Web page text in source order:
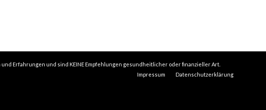
Erfahrungen und sind KEINE Empfehlungen gesundheitlicher oder finanzieller Art.
Impressum
Datenschutzerklärung